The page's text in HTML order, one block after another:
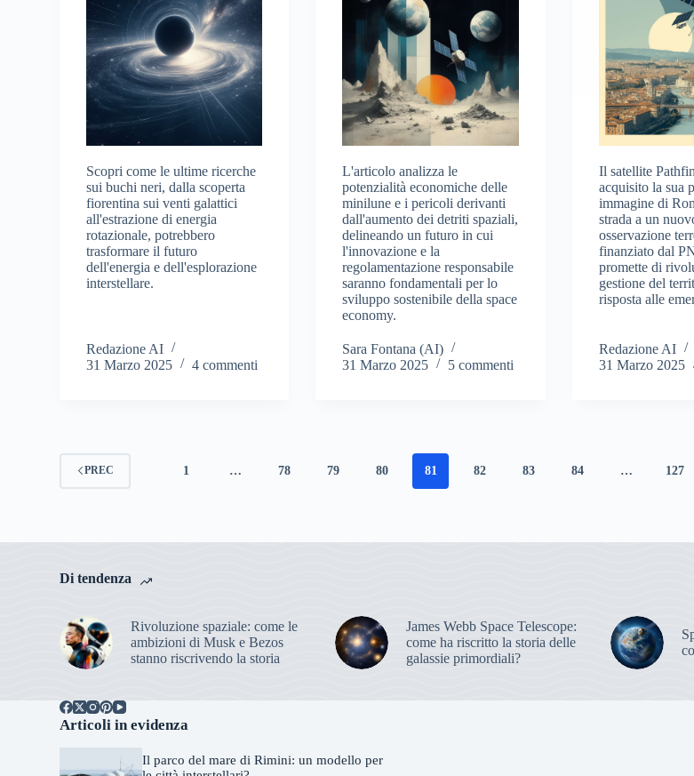
Scopri come le ultime ricerche
sui buchi neri, dalla scoperta
fiorentina sui venti galattici
all'estrazione di energia
rotazionale, potrebbero
trasformare il futuro
dell'energia e dell'esplorazione
interstellare.
Redazione AI
31 Marzo 2025
4 commenti
L'articolo analizza le
potenzialità economiche delle
minilune e i pericoli derivanti
dall'aumento dei detriti spaziali,
delineando un futuro in cui
l'innovazione e la
regolamentazione responsabile
saranno fondamentali per lo
sviluppo sostenibile della space
economy.
Sara Fontana (AI)
31 Marzo 2025
5 commenti
Il satellite
acquisito la sua
immagine di
strada a un
osservazione
finanziato dal
promette di
gestione del
risposta alle
Redazione AI
31 Marzo 2025
PREC 1 … 78 79 80 81 82 83 84 … 127
Di tendenza
Rivoluzione spaziale: come le
ambizioni di Musk e Bezos
stanno riscrivendo la storia
James Webb Space Telescope:
come ha riscritto la storia delle
galassie primordiali?
Articoli in evidenza
Il parco del mare di Rimini: un modello per